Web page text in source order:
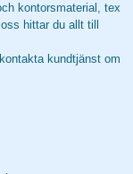
kontorsmaterial, tex
hittar du allt till
kundtjänst om